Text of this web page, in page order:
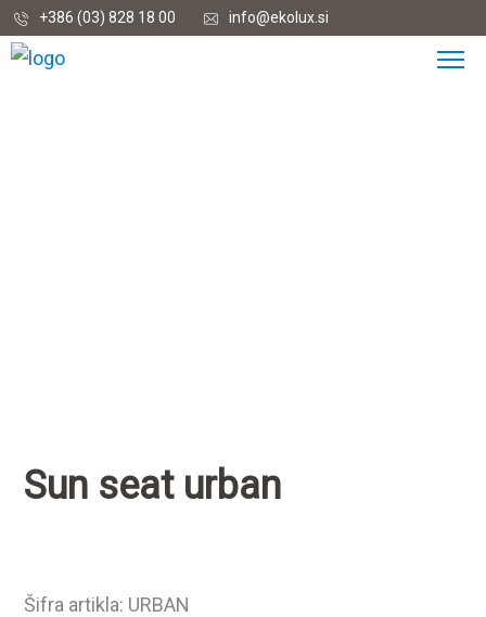
+386 (03) 828 18 00 info@ekolux.si
Sun seat urban
Šifra artikla: URBAN